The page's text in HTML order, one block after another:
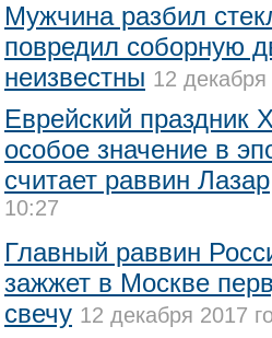
Мужчина разбил
повредил соборную
неизвестны 12
Еврейский праздник
особое значение в
считает раввин Лазар
10:27
Главный раввин
зажжет в Москве
свечу 12 декабря 2017